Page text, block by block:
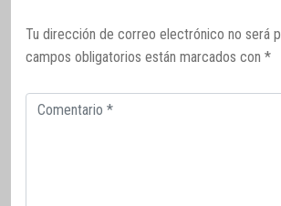
Tu dirección de correo electrónico no será
campos obligatorios están marcados con *
Comentario